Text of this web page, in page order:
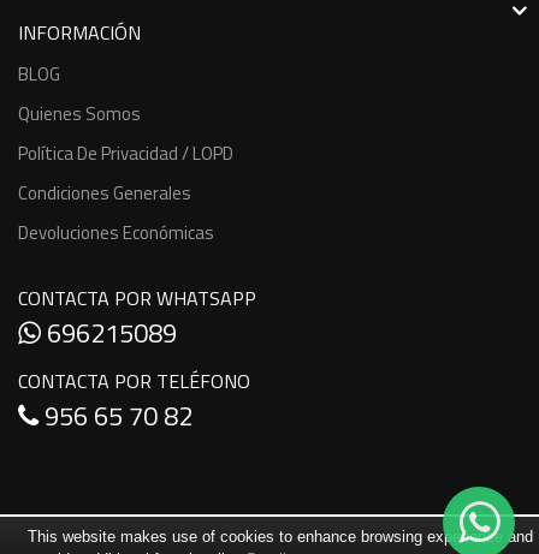
INFORMACIÓN
BLOG
Quienes Somos
Política De Privacidad / LOPD
Condiciones Generales
Devoluciones Económicas
CONTACTA POR WHATSAPP
696215089
CONTACTA POR TELÉFONO
956 65 70 82
This website makes use of cookies to enhance browsing experience and